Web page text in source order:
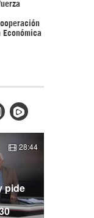
Económica

pide
28:44